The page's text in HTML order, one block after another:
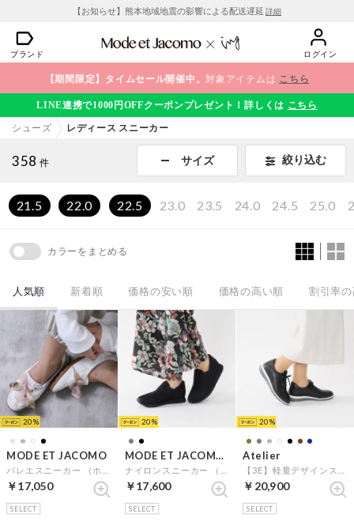
【お知らせ】熊本地域地震の影響による配送遅延 詳細
ブランド ログイン
【期間限定】タイムセール開催中。対象アイテムは こちら
LINE連携で1000円OFFクーポンプレゼント！詳しくは こちら
シューズ レディース スニーカー
358 件 サイズ 絞り込む
21.5 22.0 22.5 23.0 23.5 24.0 24.5 25.0
カラーをまとめる
人気順 新着順 価格の安い順 価格の高い順 割引率
20
MODE ET JACOMO
￥17,050
SELECT
20
MODE ET JACOMO D'ICI
￥17,600
SELECT
20
Atelier
￥20,900
SELECT